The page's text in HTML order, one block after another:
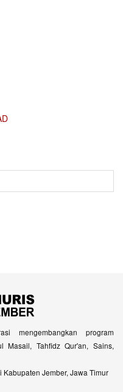
mengembangkan program
Masail, Tahfidz Qur'an, Sains,
Jember, Jawa Timur